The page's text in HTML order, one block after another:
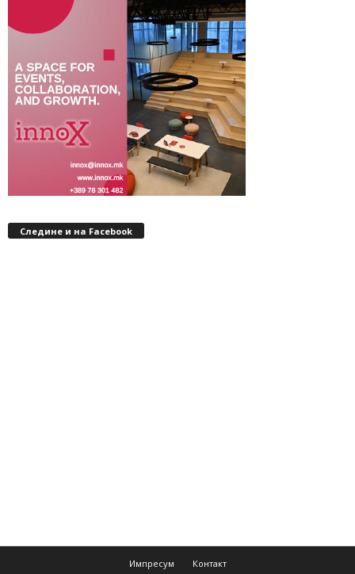
Следине и на Facebook
Импресум Контакт